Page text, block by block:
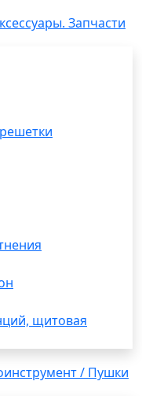
Запчасти
щитовая
/ Пушки